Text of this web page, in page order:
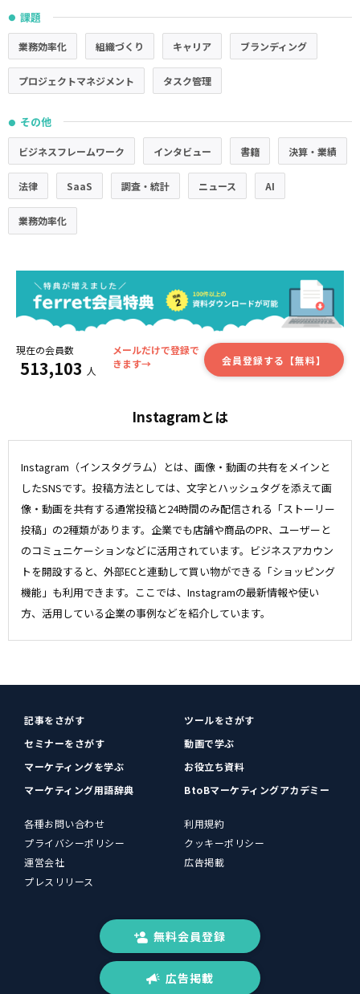
● 課題
業務効率化 組織づくり キャリア ブランディング
プロジェクトマネジメント タスク管理
● その他
ビジネスフレームワーク インタビュー 書籍 決算・業績
法律 SaaS 調査・統計 ニュース AI
業務効率化
現在の会員数
513,103 人
メールだけで登録で
きます→
会員登録する【無料】
Instagramとは
Instagram（インスタグラム）とは、画像・動画の共有をメインと
したSNSです。投稿方法としては、文字とハッシュタグを添えて画
像・動画を共有する通常投稿と24時間のみ配信される「ストーリー
投稿」の2種類があります。企業でも店舗や商品のPR、ユーザーと
のコミュニケーションなどに活用されています。ビジネスアカウン
トを開設すると、外部ECと連動して買い物ができる「ショッピング
機能」も利用できます。ここでは、Instagramの最新情報や使い
方、活用している企業の事例などを紹介しています。
記事をさがす
ツールをさがす
セミナーをさがす
動画で学ぶ
マーケティングを学ぶ
お役立ち資料
マーケティング用語辞典
BtoBマーケティングアカデミー
各種お問い合わせ
利用規約
プライバシーポリシー
クッキーポリシー
運営会社
広告掲載
プレスリリース
無料会員登録
広告掲載